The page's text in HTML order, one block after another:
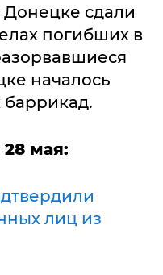
сдали
погибших в
началось
баррикад.
мая:
лиц из